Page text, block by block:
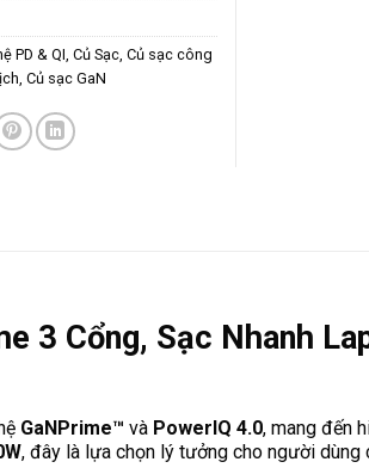
PD & QI Củ Sạc Củ sạc công
Củ sạc GaN
3 Cổng, Sạc Nhanh
GaNPrime™ và PowerIQ 4.0, mang đến
, đây là lựa chọn lý tưởng cho người